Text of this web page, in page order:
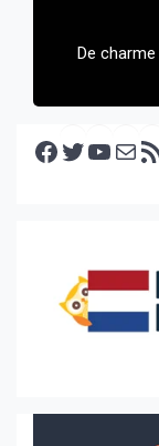
De
Facebook Twitter YouTube E-mail